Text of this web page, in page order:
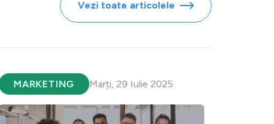
Vezi toate articolele
MARKETING Marți, 29 Iulie 2025